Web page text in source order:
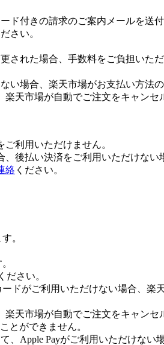
ド付きの請求のご案内メールを送
さい。
された場合、手数料をご負担いた
場合、楽天市場がお支払い方法
天市場が自動でご注文をキャンセ
利用いただけません。
後払い決済をご利用いただけない
絡 ください。
。
ださい。
ドがご利用いただけない場合、
天市場が自動でご注文をキャンセ
とができません。
Apple Payがご利用いただけない